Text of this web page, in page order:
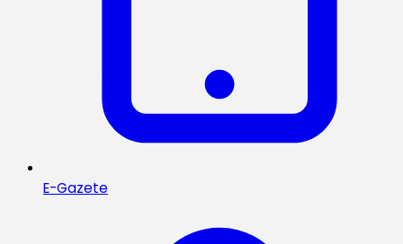
E-Gazete